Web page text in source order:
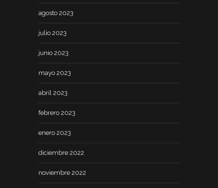
agosto 2023
julio 2023
junio 2023
mayo 2023
abril 2023
febrero 2023
enero 2023
diciembre 2022
noviembre 2022